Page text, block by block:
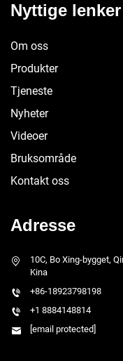
Nyttige lenker
Om oss
Produkter
Tjeneste
Nyheter
Videoer
Bruksområde
Kontakt oss
Adresse
10C, Bo Xing-bygget,
Kina
+86-18923798198
+1 8884148814
[email protected]